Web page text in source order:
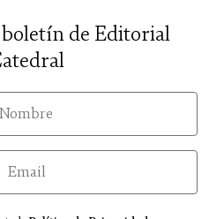
de Editorial